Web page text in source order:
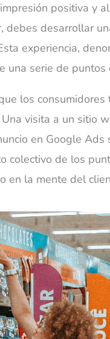
positiva y
debes desarrollar
experiencia,
una serie de puntos
los
visita a un sitio
en Google Ads
colectivo de los
en la mente del